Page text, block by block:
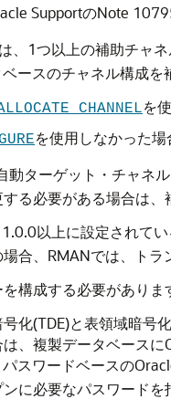
SupportのNote
、1つ以上の補助チャ
ースのチャネル構成を
CHANNELを
を使用しなかった場
動ターゲット・チャネ
る必要がある場合は、
以上に設定されて
合、RMANでは、ト
構成する必要がありま
化(TDE)と表領域暗
、複製データベース
スワードベースの
に必要なパスワードを